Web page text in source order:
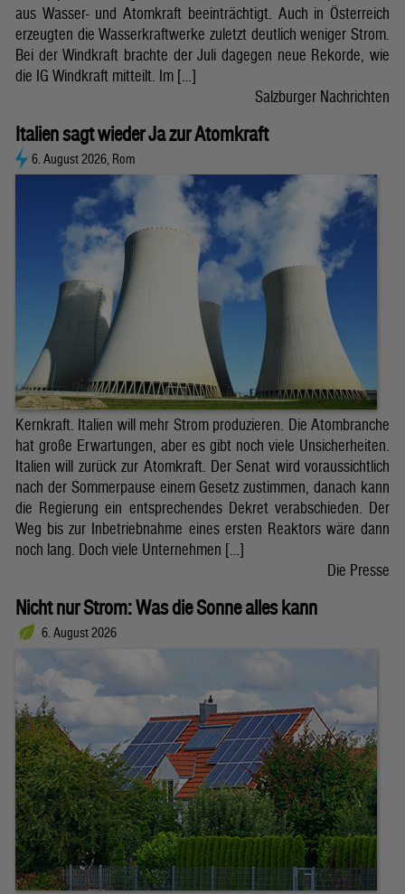
aus Wasser- und Atomkraft beeinträchtigt. Auch in Österreich
erzeugten die Wasserkraftwerke zuletzt deutlich weniger Strom.
Bei der Windkraft brachte der Juli dagegen neue Rekorde, wie
die IG Windkraft mitteilt. Im […]
Salzburger Nachrichten
Italien sagt wieder Ja zur Atomkraft
6. August 2026, Rom
Kernkraft. Italien will mehr Strom produzieren. Die Atombranche
hat große Erwartungen, aber es gibt noch viele Unsicherheiten.
Italien will zurück zur Atomkraft. Der Senat wird voraussichtlich
nach der Sommerpause einem Gesetz zustimmen, danach kann
die Regierung ein entsprechendes Dekret verabschieden. Der
Weg bis zur Inbetriebnahme eines ersten Reaktors wäre dann
noch lang. Doch viele Unternehmen […]
Die Presse
Nicht nur Strom: Was die Sonne alles kann
6. August 2026